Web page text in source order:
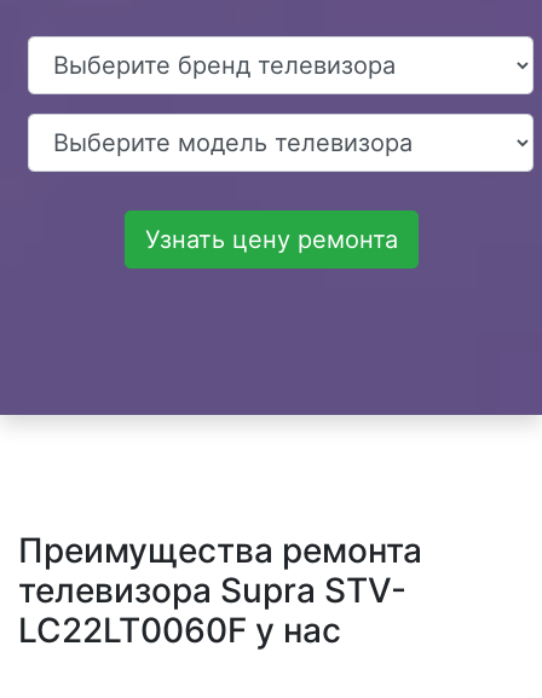
Узнать цену ремонта
Преимущества ремонта
телевизора Supra STV-
LC22LT0060F у нас